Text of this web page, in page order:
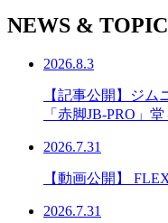
NEWS &
2026.8.3
【記事公開】ジ
「赤脚JB-PRO」
2026.7.31
【動画公開】
2026.7.31